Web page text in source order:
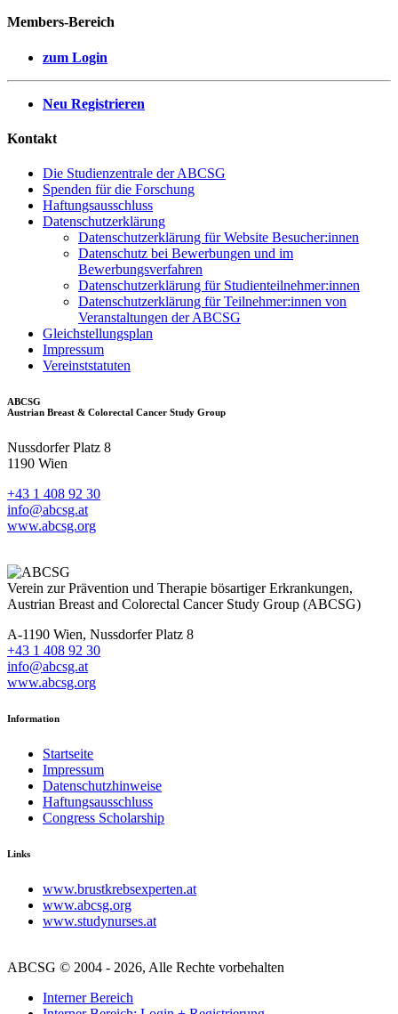
Members-Bereich
zum Login
Neu Registrieren
Kontakt
Die Studienzentrale der ABCSG
Spenden für die Forschung
Haftungsausschluss
Datenschutzerklärung
Datenschutzerklärung für Website Besucher:innen
Datenschutz bei Bewerbungen und im
Bewerbungsverfahren
Datenschutzerklärung für Studienteilnehmer:innen
Datenschutzerklärung für Teilnehmer:innen von
Veranstaltungen der ABCSG
Gleichstellungsplan
Impressum
Vereinststatuten
ABCSG
Austrian Breast & Colorectal Cancer Study Group
Nussdorfer Platz 8
1190 Wien
+43 1 408 92 30
info@abcsg.at
www.abcsg.org
Verein zur Prävention und Therapie bösartiger Erkrankungen,
Austrian Breast and Colorectal Cancer Study Group (ABCSG)
A-1190 Wien, Nussdorfer Platz 8
+43 1 408 92 30
info@abcsg.at
www.abcsg.org
Information
Startseite
Impressum
Datenschutzhinweise
Haftungsausschluss
Congress Scholarship
Links
www.brustkrebsexperten.at
www.abcsg.org
www.studynurses.at
ABCSG © 2004 - 2026, Alle Rechte vorbehalten
Interner Bereich